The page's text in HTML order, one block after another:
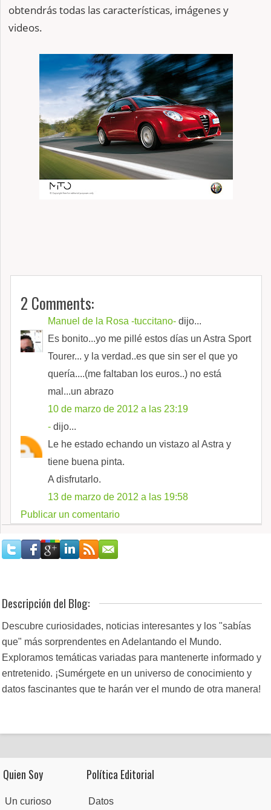
obtendrás todas las características, imágenes y
videos.
2 Comments:
Manuel de la Rosa -tuccitano- dijo...
Es bonito...yo me pillé estos días un Astra Sport
Tourer... y la verdad..es que sin ser el que yo
quería....(me faltaban los euros..) no está
mal...un abrazo
10 de marzo de 2012 a las 23:19
- dijo...
Le he estado echando un vistazo al Astra y
tiene buena pinta.
A disfrutarlo.
13 de marzo de 2012 a las 19:58
Publicar un comentario
Descripción del Blog:
Descubre curiosidades, noticias interesantes y los "sabías
que" más sorprendentes en Adelantando el Mundo.
Exploramos temáticas variadas para mantenerte informado y
entretenido. ¡Sumérgete en un universo de conocimiento y
datos fascinantes que te harán ver el mundo de otra manera!
Quien Soy
Un curioso
Política Editorial
Datos